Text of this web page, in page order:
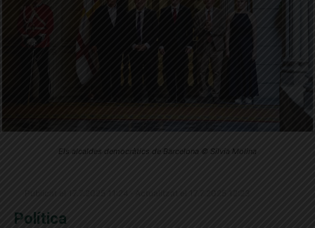
Els alcaldes democràtics de Barcelona © Sílvia Molina
Política